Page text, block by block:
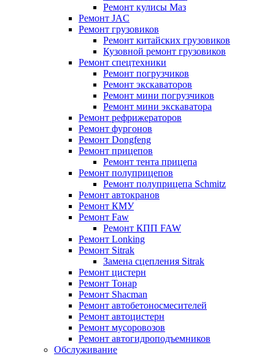
Ремонт кулисы Маз
Ремонт JAC
Ремонт грузовиков
Ремонт китайских грузовиков
Кузовной ремонт грузовиков
Ремонт спецтехники
Ремонт погрузчиков
Ремонт экскаваторов
Ремонт мини погрузчиков
Ремонт мини экскаватора
Ремонт рефрижераторов
Ремонт фургонов
Ремонт Dongfeng
Ремонт прицепов
Ремонт тента прицепа
Ремонт полуприцепов
Ремонт полуприцепа Schmitz
Ремонт автокранов
Ремонт КМУ
Ремонт Faw
Ремонт КПП FAW
Ремонт Lonking
Ремонт Sitrak
Замена сцепления Sitrak
Ремонт цистерн
Ремонт Тонар
Ремонт Shacman
Ремонт автобетоносмесителей
Ремонт автоцистерн
Ремонт мусоровозов
Ремонт автогидроподъемников
Обслуживание